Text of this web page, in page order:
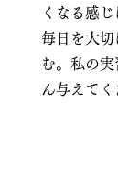
くなる感じ
毎日を大
む。私の
ん与えてく